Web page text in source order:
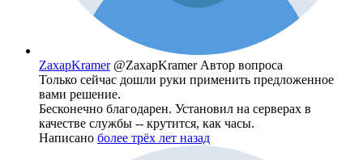
ZaxapKramer @ZaxapKramer Автор вопроса
Только сейчас дошли руки применить предложенное
вами решение.
Бесконечно благодарен. Установил на серверах в
качестве службы -- крутится, как часы.
Написано более трёх лет назад